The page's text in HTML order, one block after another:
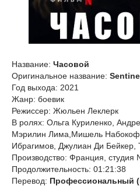
Название: Часовой
Оригинальное название:
Год выхода: 2021
Жанр: боевик
Режиссер: Жюльен Леклерк
В ролях: Ольга Куриленко,
Мэрилин Лима,Мишель
Ибрагимов, Джулиан Ди Бейкер,
Производство: Франция, студия
Продолжительность: 01:21:38
Перевод: Профессиональный